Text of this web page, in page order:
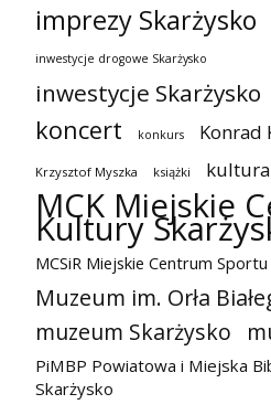
imprezy Skarżysko
inwestycje drogowe Skarżysko
inwestycje Skarżysko
koncert konkurs Konrad
Krzysztof Myszka książki kultura
MCK Miejskie
Kultury
MCSiR Miejskie Centrum
Muzeum im. Orła
muzeum Skarżysko
PiMBP Powiatowa i Miejska
Skarżysko